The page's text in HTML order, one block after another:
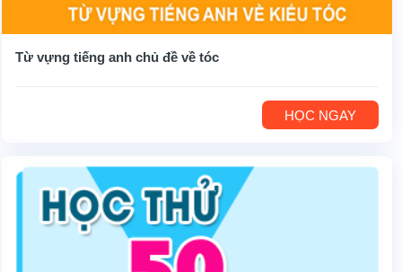
Từ vựng tiếng anh chủ đề về tóc
HỌC NGAY